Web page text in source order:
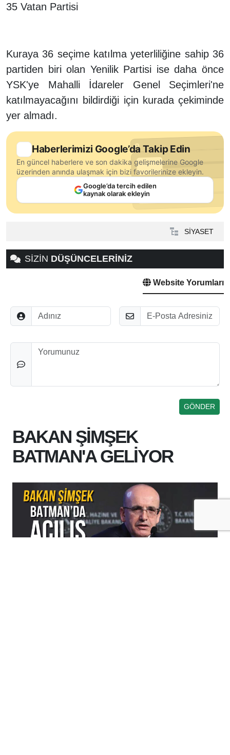
35 Vatan Partisi
Kuraya 36 seçime katılma yeterliliğine sahip 36
partiden biri olan Yenilik Partisi ise daha önce
YSK'ye Mahalli İdareler Genel Seçimleri'ne
katılmayacağını bildirdiği için kurada çekiminde
yer almadı.
Haberlerimizi Google’da Takip Edin
En güncel haberlere ve son dakika gelişmelerine Google
üzerinden anında ulaşmak için bizi favorilerinize ekleyin.
Google’da tercih edilen
kaynak olarak ekleyin
SİYASET
SİZİN DÜŞÜNCELERİNİZ
Website Yorumları
Adınız E-Posta
Düşünceleriniz
BAKAN ŞİMŞEK
BATMAN'A GELİYOR